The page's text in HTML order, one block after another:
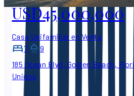
USD45,000,000
Casa Unifamiliar en Venta
7
9
185 Ocean Blvd, Golden Beach,
Unidos